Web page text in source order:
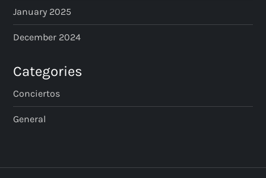
January 2025
December 2024
Categories
Conciertos
General